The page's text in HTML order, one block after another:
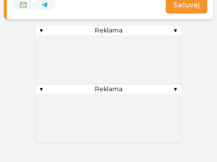
Sačuvaj
▾ Reklama ▾
▾ Reklama ▾